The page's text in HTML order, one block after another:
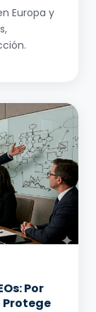
Europa y
Por
Protege